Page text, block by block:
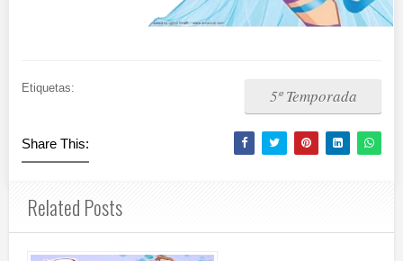
Etiquetas: 5º Temporada
Share This:
Related Posts